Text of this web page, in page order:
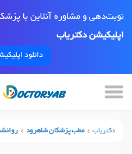
نوبت‌دهی و مشاوره آنلاین با
اپلیکیشن دکتریاب
دانلود
دکتریاب مطب پزشکان شاهرود